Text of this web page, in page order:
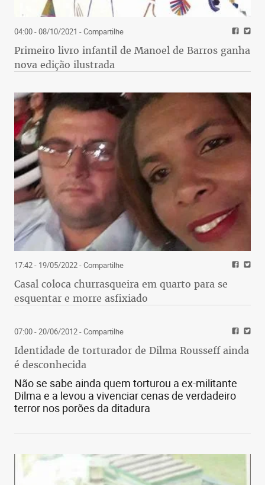
04:00 - 08/10/2021 - Compartilhe
Primeiro livro infantil de Manoel de Barros ganha
nova edição ilustrada
17:42 - 19/05/2022- Compartilhe
Casal coloca churrasqueira em quarto para se
esquentar e morre asfixiado
07:00 - 20/06/2012- Compartilhe
Identidade de torturador de Dilma Rousseff ainda
é desconhecida
Não se sabe ainda quem torturou a ex-militante
Dilma e a levou a vivenciar cenas de verdadeiro
terror nos porões da ditadura